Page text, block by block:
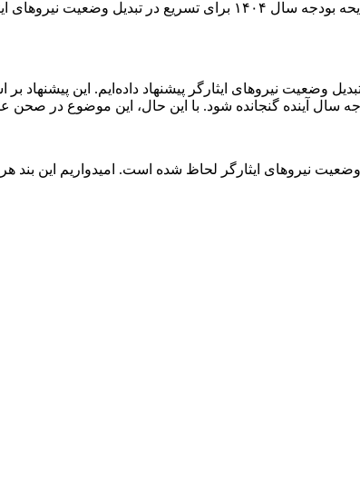
سعید اوحدی، معاون رئیس‌جمهور و رئیس بنیاد شهید و امور ایثارگران اعلام کرد:
دولت شده، مجدداً موضوع تبدیل وضعیت نیروهای ایثارگر لحاظ شده